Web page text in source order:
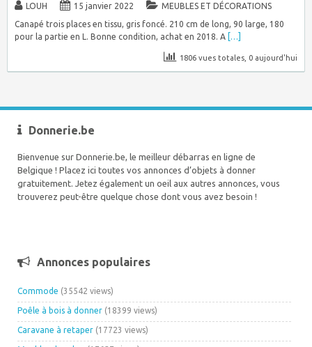
LOUH 15 janvier 2022
MEUBLES ET DÉCORATIONS
Canapé trois places en tissu, gris foncé. 210 cm de long, 90 large, 180
pour la partie en L. Bonne condition, achat en 2018. A
[…]
1806 vues totales, 0 aujourd'hui
Donnerie.be
Bienvenue sur Donnerie.be, le meilleur débarras en ligne de
Belgique ! Placez ici toutes vos annonces d’objets à donner
gratuitement. Jetez également un oeil aux autres annonces, vous
trouverez peut-être quelque chose dont vous avez besoin !
Annonces populaires
Commode (35542 views)
Poêle à bois à donner (18399 views)
Caravane à retaper (17723 views)